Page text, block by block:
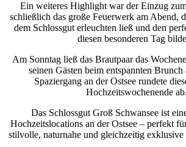
Ein weiteres Highlight war der Einzug
schließlich das große Feuerwerk am Abend,
dem Schlossgut erleuchten ließ und den
diesen besonderen Tag
Am Sonntag ließ das Brautpaar das
seinen Gästen beim entspannten
Spaziergang an der Ostsee rundete
Hochzeitswochenende ab.
Das Schlossgut Groß Schwansee ist
Hochzeitslocations an der Ostsee – perfekt
stilvolle, naturnahe und gleichzeitig